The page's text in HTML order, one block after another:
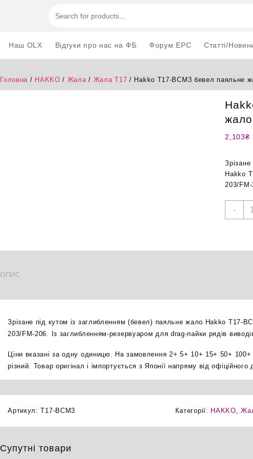
Наш OLX Відгуки про нас на ФБ Форум EPC Статті/
Головна / HAKKO / Жала/ Жала T17 / Hakko T17-BCM3 бевел паяльне
жало
2,103₴
Hakko
203/FM-
-
ОПИС
Зрізане під кутом із заглибленням (бевел) паяльне жало Hakko T17-
203/FM-206. Із заглибленням-резервуаром для drag-пайки рядів
Ціни вказані за одну одиницю. На замовлення 2+ 5+ 10+ 15+ 50+
різний. Товар оригінал і імпортується з Японії напряму від
Артикул:T17-BCM3 Категорії: HAKKO,
Супутні товари